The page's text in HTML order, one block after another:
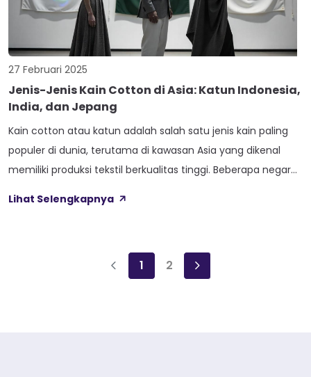
27 Februari 2025
Jenis-Jenis Kain Cotton di Asia: Katun Indonesia,
India, dan Jepang
Kain cotton atau katun adalah salah satu jenis kain paling
populer di dunia, terutama di kawasan Asia yang dikenal
memiliki produksi tekstil berkualitas tinggi. Beberapa negara
katun dengan karakteristik dan keunggulannya masing-
Lihat Selengkapnya
1 2